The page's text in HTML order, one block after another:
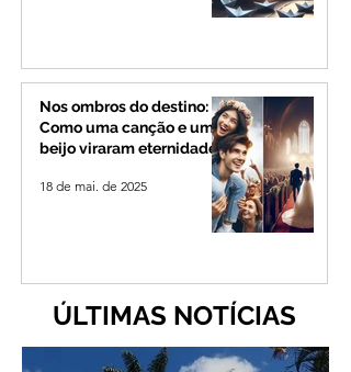
Nos ombros do destino:
Como uma canção e um
beijo viraram eternidade
18 de mai. de 2025
ÚLTIMAS NOTÍCIAS